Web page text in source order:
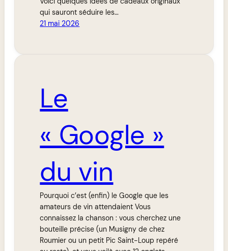
qui sauront séduire les…
21 mai 2026
Le
« Google »
du vin
Pourquoi c’est (enfin) le Google que les
amateurs de vin attendaient Vous
connaissez la chanson : vous cherchez une
bouteille précise (un Musigny de chez
Roumier ou un petit Pic Saint-Loup repéré